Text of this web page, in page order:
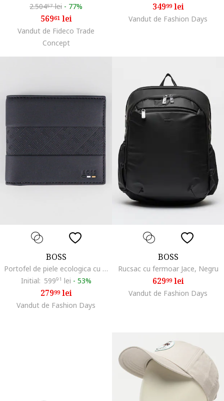
2.50457lei - 77%
56961lei
Vandut de Fideco Trade
Concept
34999lei
Vandut de Fashion Days
BOSS
Portofel de piele ecologica cu logo, Negru
Initial: 59991 lei - 53%
27999lei
Vandut de Fashion Days
BOSS
Rucsac cu fermoar Jace, Negru
62999lei
Vandut de Fashion Days